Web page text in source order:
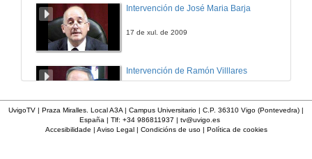
Intervención de José Maria Barja
17 de xul. de 2009
Intervención de Ramón Villlares
Intervención de Craig Patterson
UvigoTV | Praza Miralles. Local A3A | Campus Universitario | C.P. 36310 Vigo (Pontevedra) |
España | Tlf: +34 986811937 | tv@uvigo.es
Accesibilidade | Aviso Legal| Condicións de uso| Política de cookies